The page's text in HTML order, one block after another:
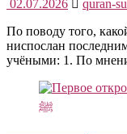
02.07.2026
quran-
По поводу того,
ниспослан
учёными: 1. По